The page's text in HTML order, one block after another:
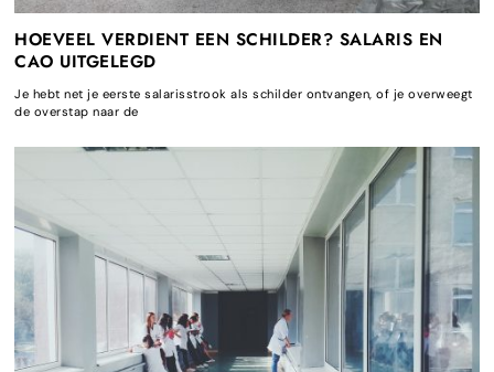
HOEVEEL VERDIENT EEN SCHILDER? SALARIS EN
CAO UITGELEGD
Je hebt net je eerste salarisstrook als schilder ontvangen, of je overweegt
de overstap naar de